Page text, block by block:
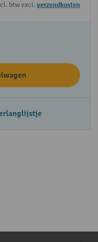
btw excl. verzendkosten